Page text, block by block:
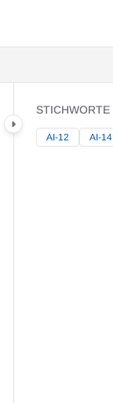
STICHWORTE
AI-12 AI-14